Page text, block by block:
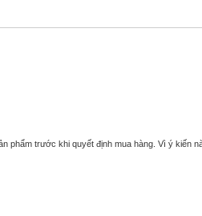
phẩm trước khi quyết định mua hàng. Vì ý kiến